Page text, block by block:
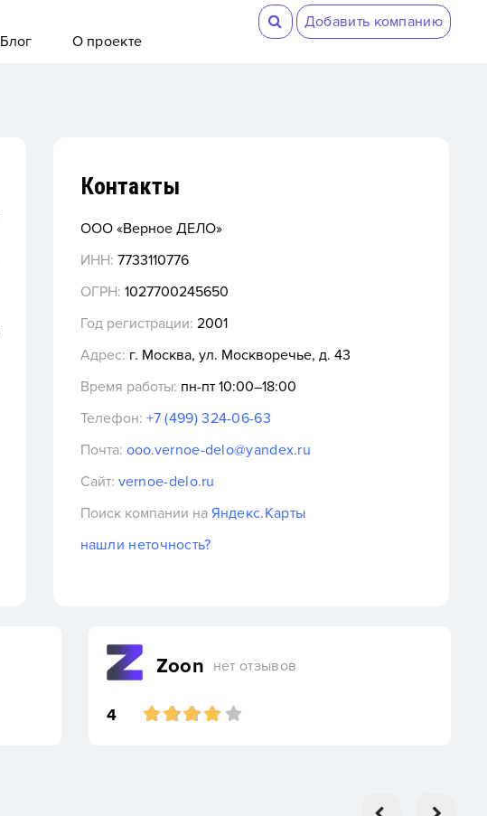
Добавить компанию
Блог О проекте
Контакты
ООО «Верное ДЕЛО»
ИНН: 7733110776
ОГРН: 1027700245650
Год регистрации: 2001
Адрес: г. Москва, ул. Москворечье, д. 43
Время работы: пн-пт 10:00–18:00
Телефон: +7 (499) 324-06-63
Почта: ooo.vernoe-delo@yandex.ru
Сайт: vernoe-delo.ru
Поиск компании на Яндекс.Карты
нашли неточность?
Zoon нет отзывов
4